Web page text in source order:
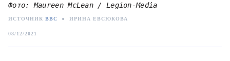
Фото: Maureen McLean / Legion-Media
ИСТОЧНИК BBC ● ИРИНА ЕВСЮКОВА
08/12/2021